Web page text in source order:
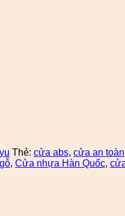
Thẻ: cửa abs, cửa an toàn
, Cửa nhựa Hàn Quốc,